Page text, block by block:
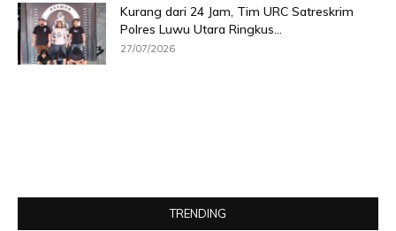
Kurang dari 24 Jam, Tim URC Satreskrim
Polres Luwu Utara Ringkus...
27/07/2026
TRENDING